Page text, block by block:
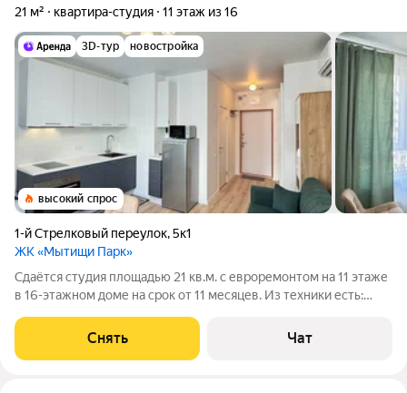
21 м² квартира-студия 11 этаж из 16
3D-тур новостройка
высокий спрос
1-й Стрелковый переулок,5к1
ЖК «Мытищи Парк»
Сдаётся студия площадью 21 кв.м. с евроремонтом на 11 этаже
в 16-этажном доме на срок от 11 месяцев. Из техники есть:
Посудомоечная машина Кондиционер Микроволновка Дом -
монолитный, окна
Снять Чат